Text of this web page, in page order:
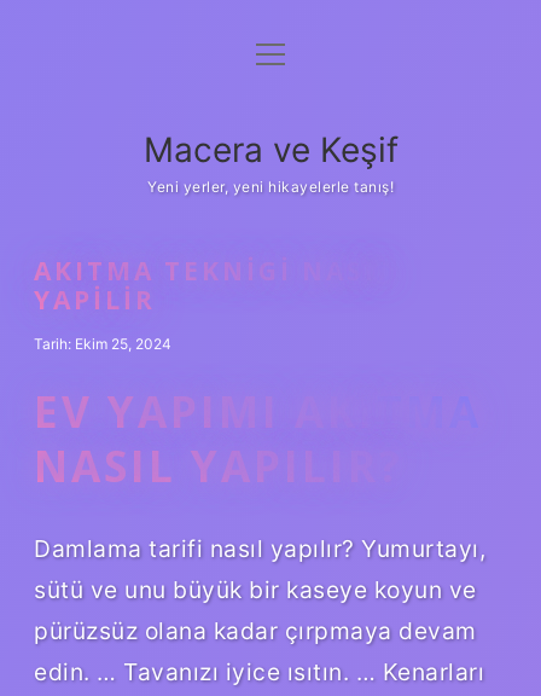
Anasayfa
Yasal Uyarı
menüyü
Macera ve Keşif
Yeni yerler, yeni hikayelerle tanış!
AKITMA TEKNIGI NASIL
YAPILIR
Tarih: Ekim 25, 2024
EV YAPIMI AKITMA
NASIL YAPILIR?
Damlama tarifi nasıl yapılır? Yumurtayı,
sütü ve unu büyük bir kaseye koyun ve
pürüzsüz olana kadar çırpmaya devam
edin. … Tavanızı iyice ısıtın. … Kenarları